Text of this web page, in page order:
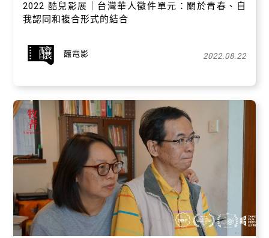
2022 酷兒影展｜台灣華人徵件單元：關於青春、自
我認同和複合形式的結合
釀電影 2022.08.22